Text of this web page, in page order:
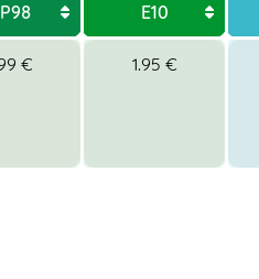
E10
€ 1.95 €